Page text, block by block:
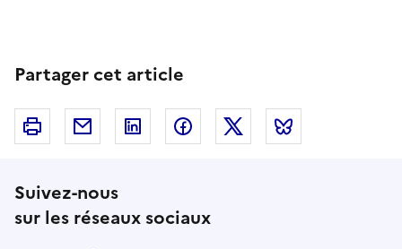
Partager cet article
Imprimer Courriel Linkedin FacebookTwitter
Suivez-nous
sur les réseaux sociaux